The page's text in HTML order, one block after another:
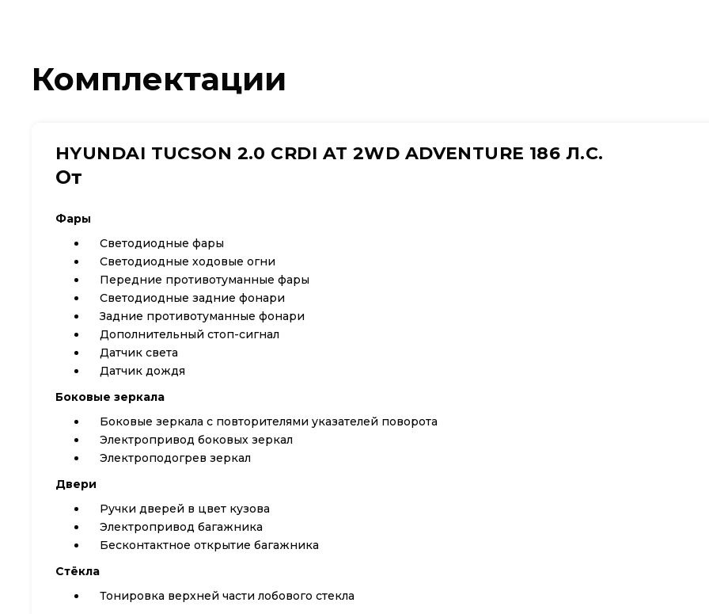
Комплектации
HYUNDAI TUCSON 2.0 CRDI AT 2WD ADVENTURE 186 Л.С.
От
Фары
Светодиодные фары
Светодиодные ходовые огни
Передние противотуманные фары
Cветодиодные задние фонари
Задние противотуманные фонари
Дополнительный стоп-сигнал
Датчик света
Датчик дождя
Боковые зеркала
Боковые зеркала с повторителями указателей поворота
Электропривод боковых зеркал
Электроподогрев зеркал
Двери
Ручки дверей в цвет кузова
Электропривод багажника
Бесконтактное открытие багажника
Стёкла
Тонировка верхней части лобового стекла